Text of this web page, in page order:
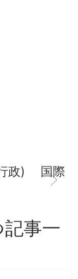
政) 国際
記事一